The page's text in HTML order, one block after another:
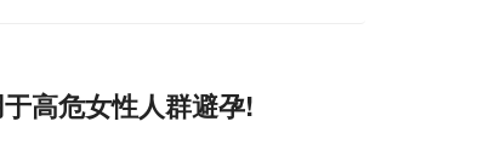
高危女性人群避孕!